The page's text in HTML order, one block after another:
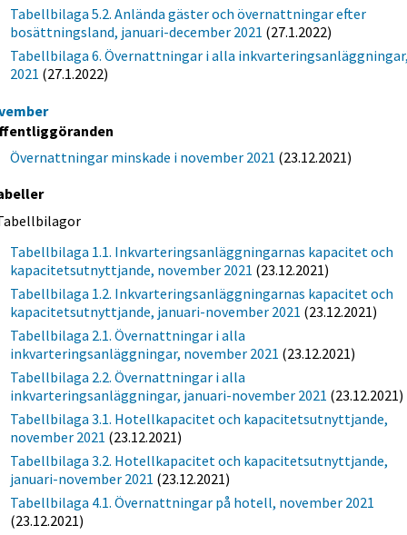
Tabellbilaga 5.2. Anlända gäster och övernattningar efter
bosättningsland, januari-december 2021 (27.1.2022)
Tabellbilaga 6. Övernattningar i alla
2021 (27.1.2022)
Övernattningar minskade i november 2021 (23.12.2021)
Tabellbilaga 1.1. Inkvarteringsanläggningarnas kapacitet och
kapacitetsutnyttjande, november 2021 (23.12.2021)
Tabellbilaga 1.2. Inkvarteringsanläggningarnas kapacitet och
kapacitetsutnyttjande, januari-november 2021 (23.12.2021)
Tabellbilaga 2.1. Övernattningar i alla
inkvarteringsanläggningar, november 2021 (23.12.2021)
Tabellbilaga 2.2. Övernattningar i alla
inkvarteringsanläggningar, januari-november 2021 (23.12.2021)
Tabellbilaga 3.1. Hotellkapacitet och kapacitetsutnyttjande,
november 2021 (23.12.2021)
Tabellbilaga 3.2. Hotellkapacitet och kapacitetsutnyttjande,
januari-november 2021 (23.12.2021)
Tabellbilaga 4.1. Övernattningar på hotell, november 2021
(23.12.2021)